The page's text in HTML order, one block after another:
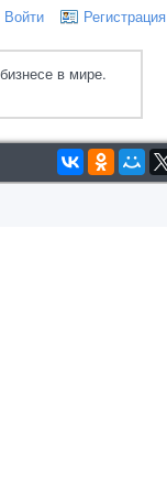
Войти Регистрация
в мире.